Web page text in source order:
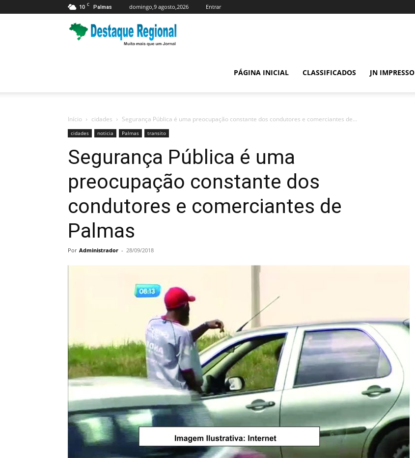
10 C Palmas domingo,9 agosto,2026 Entrar
PÁGINA INICIAL CLASSIFICADOS JN IMPRESSO
Início cidades Segurança Pública é uma preocupação constante dos condutores e comerciantes de...
cidades noticia Palmas transito
Segurança Pública é uma
preocupação constante dos
condutores e comerciantes de
Palmas
Por Administrador - 28/09/2018